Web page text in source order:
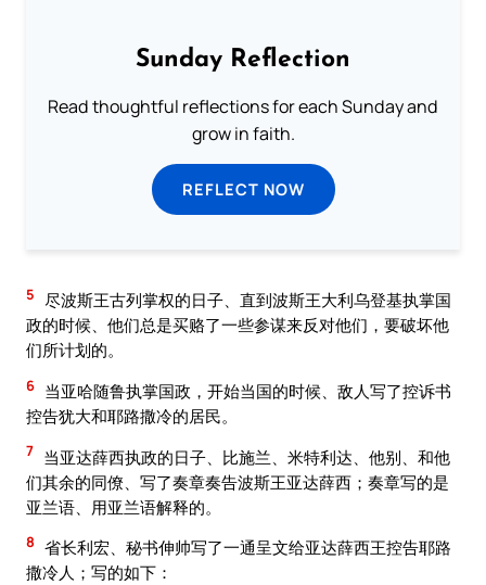
Sunday Reflection
Read thoughtful reflections for each Sunday and
grow in faith.
REFLECT NOW
5 尽波斯王古列掌权的日子、直到波斯王大利乌登基执掌国
政的时候、他们总是买赂了一些参谋来反对他们，要破坏他
们所计划的。
6 当亚哈随鲁执掌国政，开始当国的时候、敌人写了控诉书
控告犹大和耶路撒冷的居民。
7 当亚达薛西执政的日子、比施兰、米特利达、他别、和他
们其余的同僚、写了奏章奏告波斯王亚达薛西；奏章写的是
亚兰语、用亚兰语解释的。
8 省长利宏、秘书伸帅写了一通呈文给亚达薛西王控告耶路
撒冷人；写的如下：